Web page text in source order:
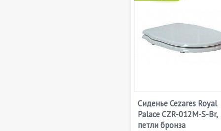
Сиденье Cezares Royal
Palace CZR-012M-S-Br,
петли бронза